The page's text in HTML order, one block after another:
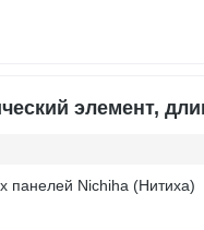
элемент,
панелей Nichiha (Нитиха)